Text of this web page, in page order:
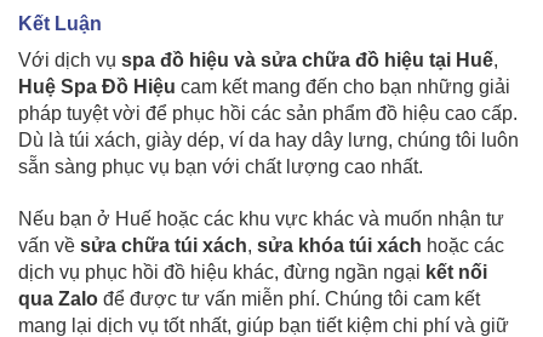
Kết Luận
Với dịch vụ spa đồ hiệu và sửa chữa đồ hiệu tại Huế,
Huệ Spa Đồ Hiệu cam kết mang đến cho bạn những giải
pháp tuyệt vời để phục hồi các sản phẩm đồ hiệu cao cấp.
Dù là túi xách, giày dép, ví da hay dây lưng, chúng tôi luôn
sẵn sàng phục vụ bạn với chất lượng cao nhất.
Nếu bạn ở Huế hoặc các khu vực khác và muốn nhận tư
vấn về sửa chữa túi xách, sửa khóa túi xách hoặc các
dịch vụ phục hồi đồ hiệu khác, đừng ngần ngại kết nối
qua Zalo để được tư vấn miễn phí. Chúng tôi cam kết
mang lại dịch vụ tốt nhất, giúp bạn tiết kiệm chi phí và giữ